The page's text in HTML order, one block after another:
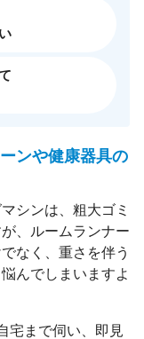
ンや健康器具の
シンは、粗大ゴミ
、ルームランナー
なく、重さを伴う
んでしまいますよ
宅まで伺い、即見